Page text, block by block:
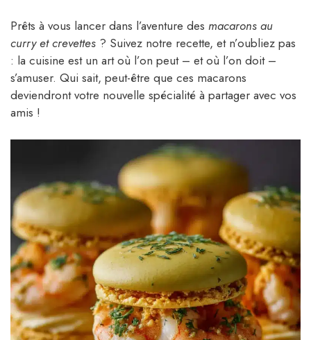
Prêts à vous lancer dans l’aventure des macarons au
curry et crevettes ? Suivez notre recette, et n’oubliez pas
: la cuisine est un art où l’on peut – et où l’on doit –
s’amuser. Qui sait, peut-être que ces macarons
deviendront votre nouvelle spécialité à partager avec vos
amis !